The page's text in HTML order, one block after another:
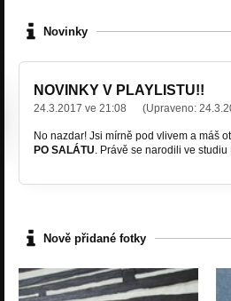
Novinky
NOVINKY V PLAYLISTU!!
24.3.2017 ve 21:08 (Upraveno:
No nazdar! Jsi mírně pod vlivem a máš
PO SALÁTU. Právě se narodili ve
Nově přidané fotky